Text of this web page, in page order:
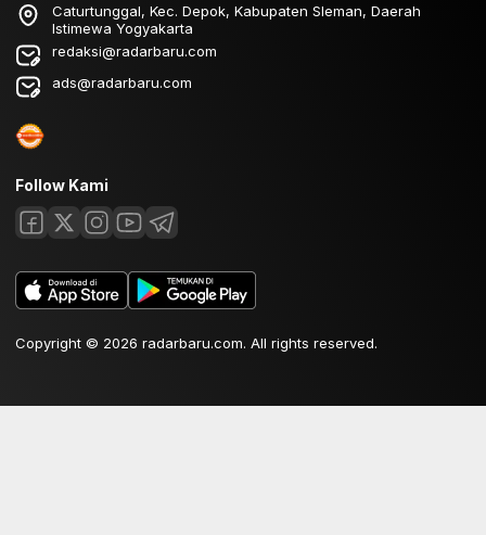
Caturtunggal, Kec. Depok, Kabupaten Sleman, Daerah
Istimewa Yogyakarta
redaksi@radarbaru.com
ads@radarbaru.com
Follow Kami
Copyright © 2026 radarbaru.com. All rights reserved.